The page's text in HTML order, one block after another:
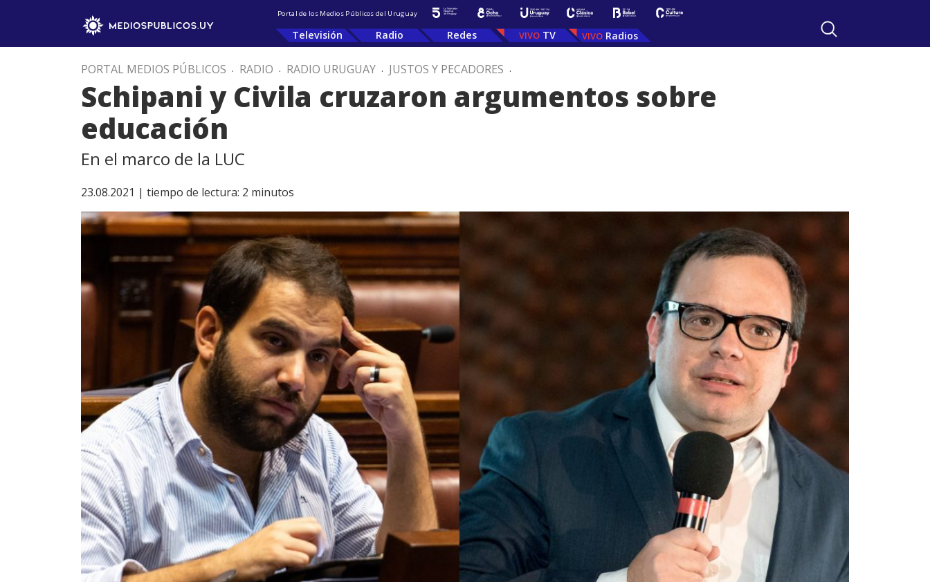
Portal de los Medios Públicos del Uruguay
Televisión Radio Redes TV Radios
PORTAL MEDIOS PÚBLICOS . RADIO . RADIO URUGUAY . JUSTOS Y PECADORES .
Schipani y Civila cruzaron argumentos sobre
educación
En el marco de la LUC
23.08.2021 | tiempo de lectura: 2 minutos